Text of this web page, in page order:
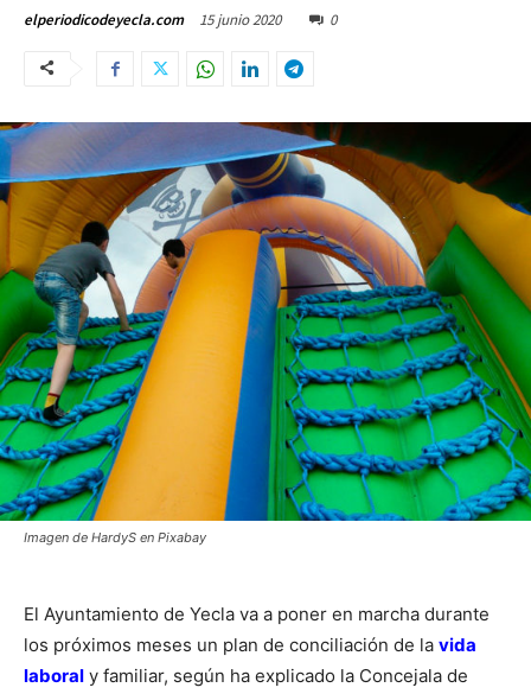
elperiodicodeyecla.com 15 junio 2020 0
Imagen de HardyS en Pixabay
El Ayuntamiento de Yecla va a poner en marcha durante
los próximos meses un plan de conciliación de la vida
laboral y familiar, según ha explicado la Concejala de